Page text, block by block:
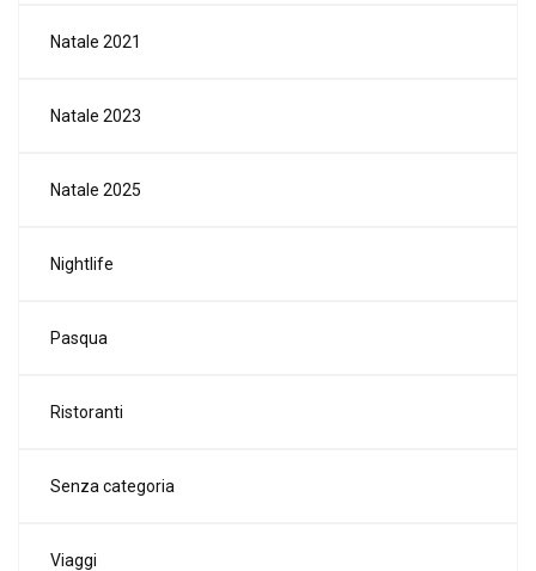
Natale 2021
Natale 2023
Natale 2025
Nightlife
Pasqua
Ristoranti
Senza categoria
Viaggi